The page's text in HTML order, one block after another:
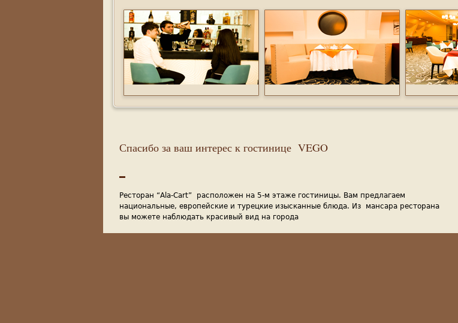
Спасибо за ваш интерес к гостинице VEGO
Ресторан “Ala-Cart” расположен на 5-м этаже гостиницы. Вам предлагаем
национальные, европейские и турецкие изысканные блюда. Из мансара ресторана
вы можете наблюдать красивый вид на города